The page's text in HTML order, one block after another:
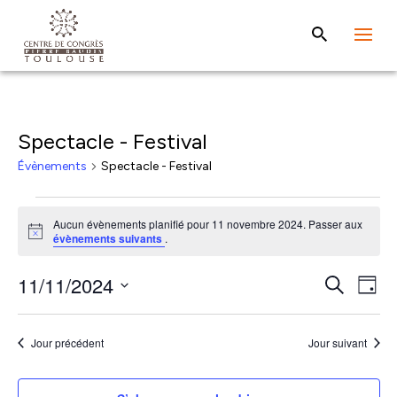
Spectacle - Festival
Évènements Spectacle - Festival
Évènements
for
11
novembre
2024
Notice
Aucun évènements planifié pour 11 novembre 2024. Passer aux
évènements suivants .
et
de
Recherche
de
Jour
11/11/2024
Sélectionnez
uneJour précédent Jour suivant